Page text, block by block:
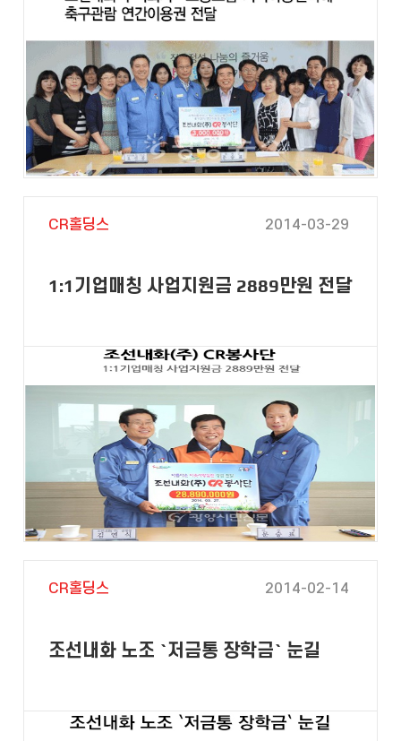
CR홀딩스 2014-03-29
1:1기업매칭 사업지원금 2889만원 전달
CR홀딩스 2014-02-14
조선내화 노조 `저금통 장학금` 눈길